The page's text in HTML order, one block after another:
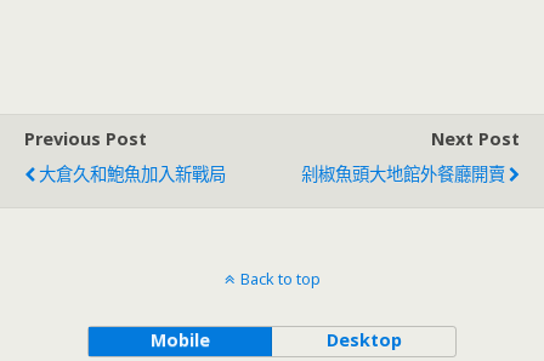
Previous Post
大倉久和鮑魚加入新戰局
Next Post
剁椒魚頭大地館外餐廳開賣
Back to top
Mobile Desktop